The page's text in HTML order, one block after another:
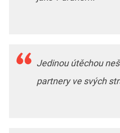
Jedinou útěchou
partnery ve svých